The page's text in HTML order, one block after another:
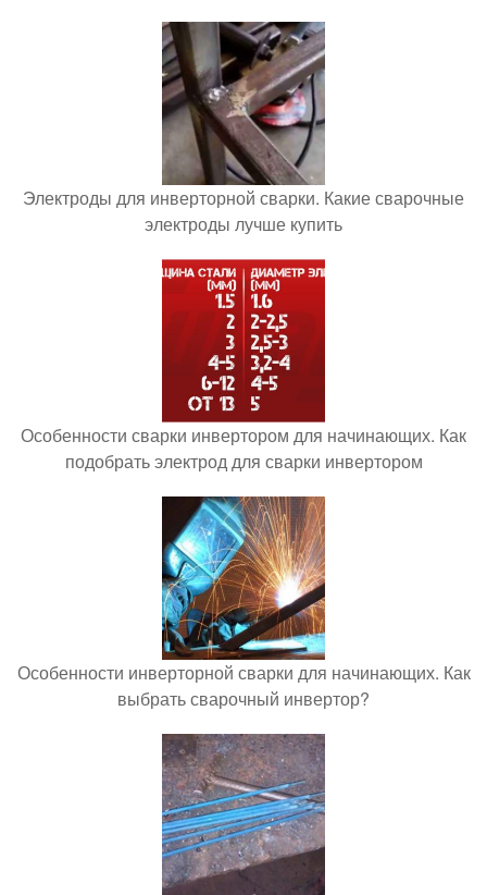
Электроды для инверторной сварки. Какие сварочные
электроды лучше купить
Особенности сварки инвертором для начинающих. Как
подобрать электрод для сварки инвертором
Особенности инверторной сварки для начинающих. Как
выбрать сварочный инвертор?